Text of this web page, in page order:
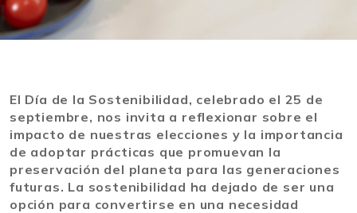
El Día de la Sostenibilidad, celebrado el 25 de
septiembre, nos invita a reflexionar sobre el
impacto de nuestras elecciones y la importancia
de adoptar prácticas que promuevan la
preservación del planeta para las generaciones
futuras. La sostenibilidad ha dejado de ser una
opción para convertirse en una necesidad